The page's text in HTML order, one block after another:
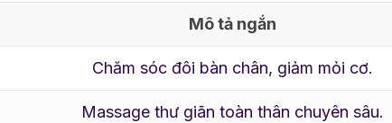
Mô tả ngắn
Chăm sóc đôi bàn chân, giảm mỏi cơ.
Massage thư giãn toàn thân chuyên sâu.